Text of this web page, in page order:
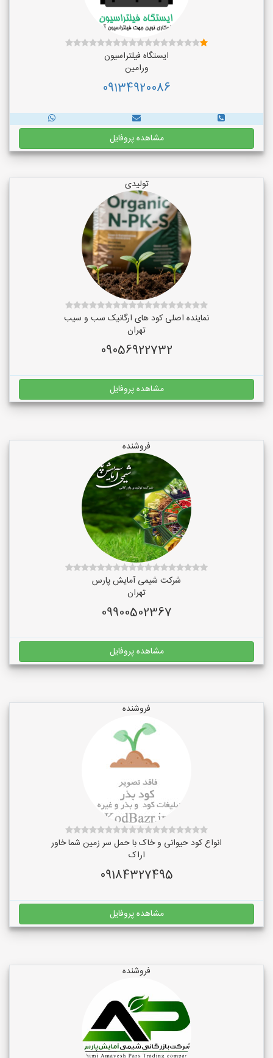
ایستگاه فیلتراسیون
ورامین
09134920086
مشاهده پروفایل
تولیدی
نماینده اصلی کود های ارگانیک سب و سیب
تهران
09056922732
مشاهده پروفایل
فروشنده
شرکت شیمی آمایش پارس
تهران
09900502367
مشاهده پروفایل
فروشنده
انواع کود حیوانی و خاک با حمل سر زمین شما خاور
اراک
09184327495
مشاهده پروفایل
فروشنده